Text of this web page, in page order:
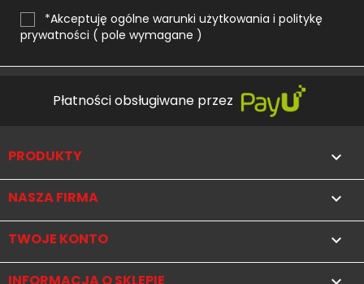
*Akceptuję ogólne warunki użytkowania i politykę
prywatności ( pole wymagane )
Płatności obsługiwane przez
PRODUKTY 
NASZA FIRMA 
TWOJE KONTO 